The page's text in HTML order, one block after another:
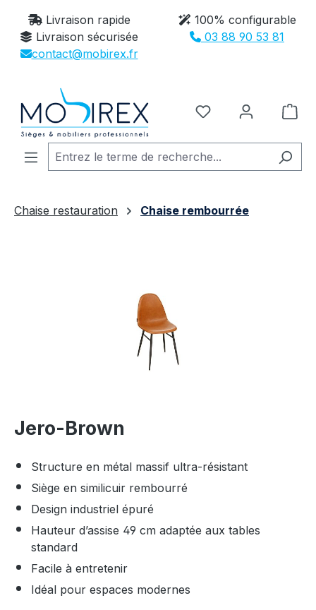
Passer au contenu principal
Livraison rapide
100% configurable
Livraison sécurisée
03 88 90 53 81
contact@mobirex.fr
Vous avez 0 Le
Chaise restauration Chaise rembourrée
Jero-Brown
Structure en métal massif ultra-résistant
Siège en similicuir rembourré
Design industriel épuré
Hauteur d’assise 49 cm adaptée aux tables
standard
Facile à entretenir
Idéal pour espaces modernes